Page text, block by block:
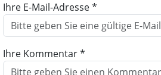
Ihre E-Mail-Adresse *
Ihre Kommentar *